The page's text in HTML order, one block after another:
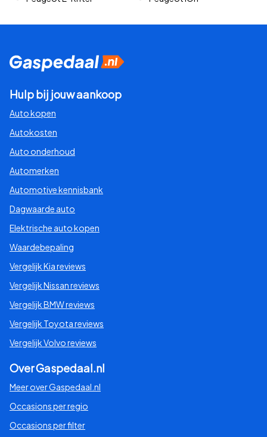
Hulp bij jouw aankoop
Auto kopen
Autokosten
Auto onderhoud
Automerken
Automotive kennisbank
Dagwaarde auto
Elektrische auto kopen
Waardebepaling
Vergelijk Kia reviews
Vergelijk Nissan reviews
Vergelijk BMW reviews
Vergelijk Toyota reviews
Vergelijk Volvo reviews
Over Gaspedaal.nl
Meer over Gaspedaal.nl
Occasions per regio
Occasions per filter